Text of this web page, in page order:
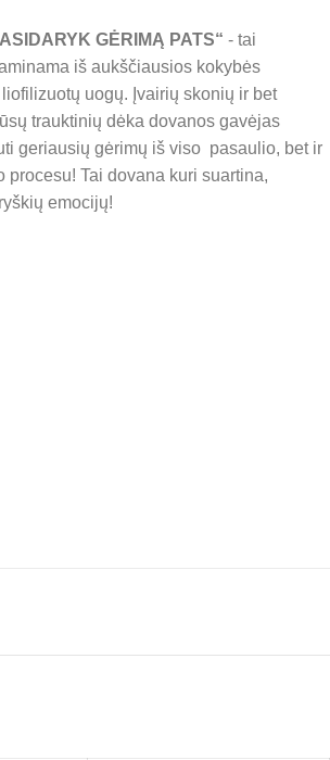
GĖRIMĄ PATS“ - tai
iš aukščiausios kokybės
uogų. Įvairių skonių ir bet
trauktinių dėka dovanos gavėjas
geriausių gėrimų iš viso pasaulio, bet ir
procesu! Tai dovana kuri suartina,
emocijų!